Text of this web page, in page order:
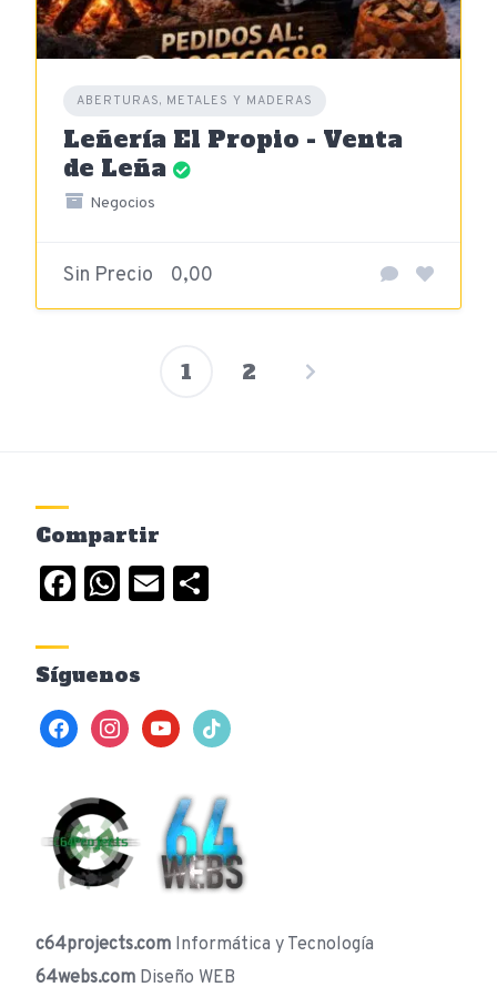
ABERTURAS, METALES Y MADERAS
Leñería El Propio - Venta
de Leña
Negocios
Sin Precio 0,00
Paginación
1 2
Compartir
Facebook
WhatsApp
Email
Síguenos
facebookinstagramyoutubetiktok
c64projects.com Informática y Tecnología
64webs.com Diseño WEB